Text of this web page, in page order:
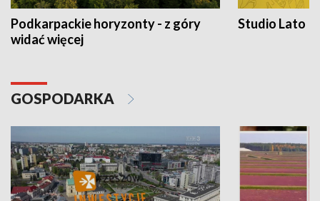
Podkarpackie horyzonty - z góry
widać więcej
Studio Lato
GOSPODARKA